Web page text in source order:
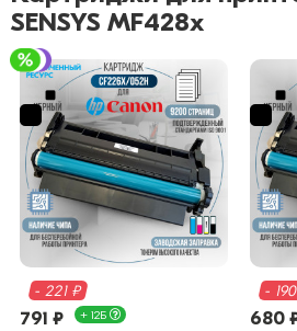
SENSYS MF428x
- 221 ₽
791 ₽ + 12Б
-
680